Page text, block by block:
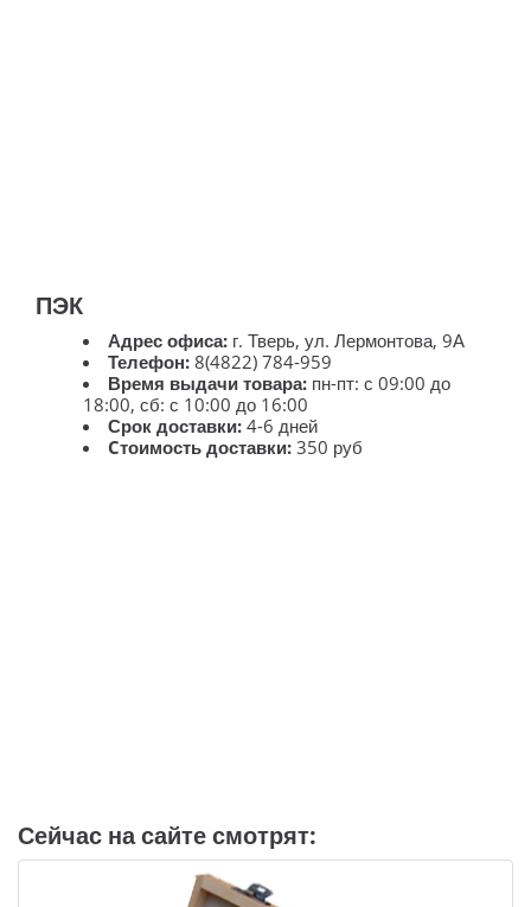
ПЭК
Адрес офиса: г. Тверь, ул. Лермонтова, 9А
Телефон: 8(4822) 784-959
Время выдачи товара: пн-пт: с 09:00 до
18:00, сб: с 10:00 до 16:00
Срок доставки: 4-6 дней
Cтоимость доставки: 350 руб
Сейчас на сайте смотрят: